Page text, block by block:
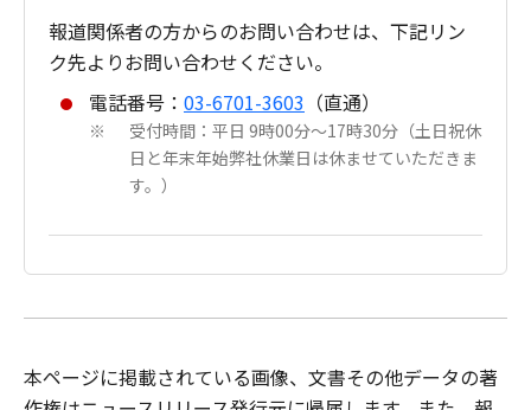
報道関係者の方からのお問い合わせは、下記リン
ク先よりお問い合わせください。
電話番号： 03-6701-3603 （直通）
※
受付時間：平日 9時00分～17時30分（土日祝休
日と年末年始弊社休業日は休ませていただきま
す。）
本ページに掲載されている画像、文書その他データの著